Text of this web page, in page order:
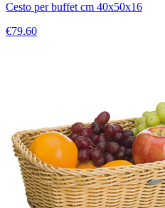
Cesto per buffet cm 40x50x16
€79.60